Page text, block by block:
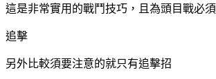
這是非常實用的戰鬥技巧，且為頭目戰必須
追擊
另外比較須要注意的就只有追擊招